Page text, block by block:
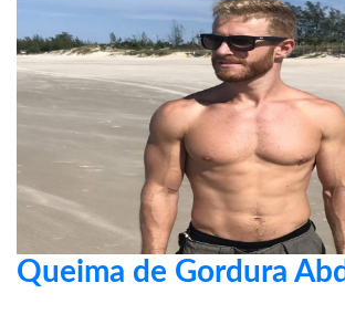
Queima de Gordura